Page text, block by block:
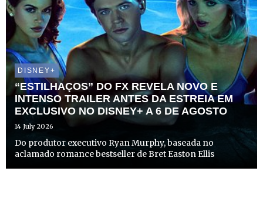
DISNEY+
“ESTILHAÇOS” DO FX REVELA NOVO E
INTENSO TRAILER ANTES DA ESTREIA EM
EXCLUSIVO NO DISNEY+ A 6 DE AGOSTO
14 July 2026
Do produtor executivo Ryan Murphy, baseada no
aclamado romance bestseller de Bret Easton Ellis